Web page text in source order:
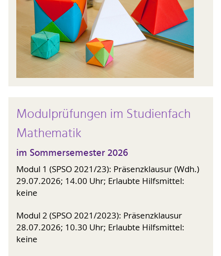
Modulprüfungen im Studienfach
Mathematik
im Sommersemester 2026
Modul 1 (SPSO 2021/23): Präsenzklausur (Wdh.)
29.07.2026; 14.00 Uhr; Erlaubte Hilfsmittel:
keine
Modul 2 (SPSO 2021/2023): Präsenzklausur
28.07.2026; 10.30 Uhr; Erlaubte Hilfsmittel:
keine